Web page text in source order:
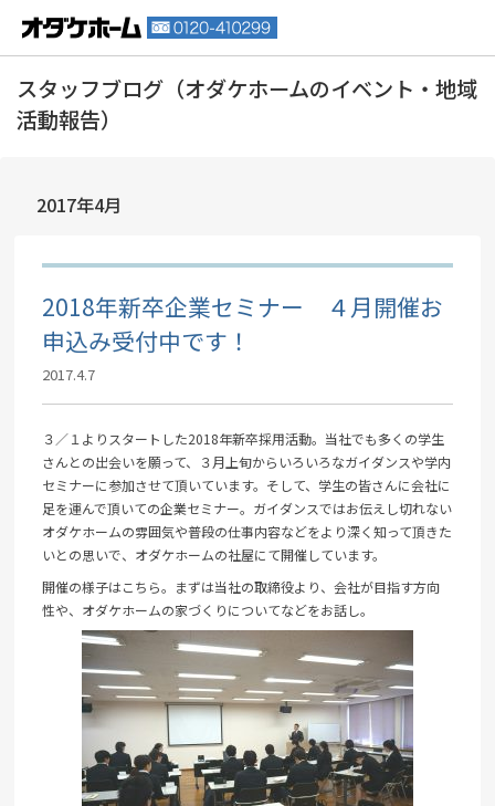
2017年4月
2018年新卒企業セミナー ４月開催お
申込み受付中です！
2017.4.7
３／１よりスタートした2018年新卒採用活動。当社でも多くの学生
さんとの出会いを願って、３月上旬からいろいろなガイダンスや学内
セミナーに参加させて頂いています。そして、学生の皆さんに会社に
足を運んで頂いての企業セミナー。ガイダンスではお伝えし切れない
オダケホームの雰囲気や普段の仕事内容などをより深く知って頂きた
いとの思いで、オダケホームの社屋にて開催しています。
開催の様子はこちら。まずは当社の取締役より、会社が目指す方向
性や、オダケホームの家づくりについてなどをお話し。